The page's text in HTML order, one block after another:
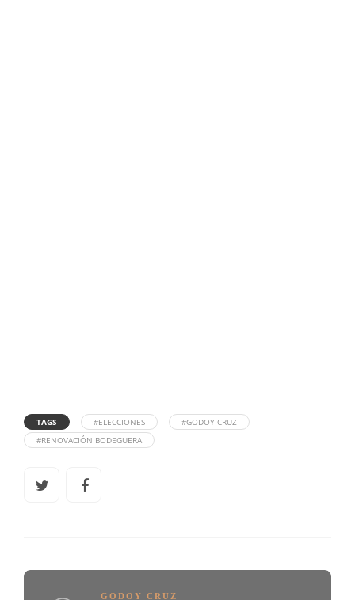
TAGS #ELECCIONES
#GODOY CRUZ
#RENOVACIÓN BODEGUERA
GODOY CRUZ